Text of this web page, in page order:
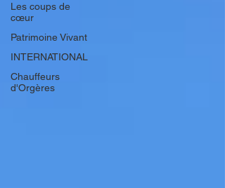
Les coups de
cœur
Patrimoine Vivant
INTERNATIONAL
Chauffeurs
d'Orgères